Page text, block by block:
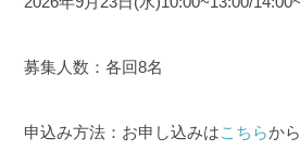
募集人数：各回8名
申込み方法：お申し込みはこちらから